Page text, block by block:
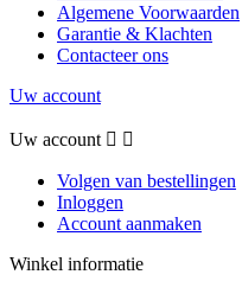
Algemene Voorwaarden
Garantie & Klachten
Contacteer ons
Uw account
Uw account  
Volgen van bestellingen
Inloggen
Account aanmaken
Winkel informatie